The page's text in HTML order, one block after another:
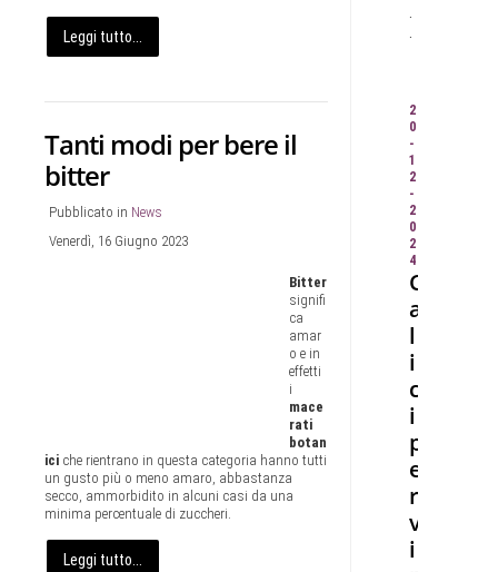
Leggi tutto...
Tanti modi per bere il
bitter
Pubblicato in News
Venerdì, 16 Giugno 2023
Bitter
signifi
ca
amar
o e in
effetti
i
mace
rati
botan
ici che rientrano in questa categoria hanno tutti
un gusto più o meno amaro, abbastanza
secco, ammorbidito in alcuni casi da una
minima percentuale di zuccheri.
Leggi tutto...
2
0
-
1
2
-
2
0
2
4
C
a
l
i
c
i
p
e
r
v
i